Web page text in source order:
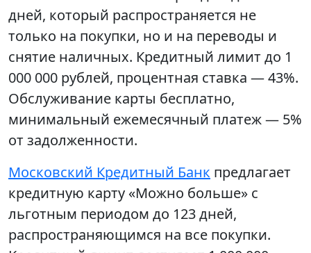
дней, который распространяется не
только на покупки, но и на переводы и
снятие наличных. Кредитный лимит до 1
000 000 рублей, процентная ставка — 43%.
Обслуживание карты бесплатно,
минимальный ежемесячный платеж — 5%
от задолженности.
Московский Кредитный Банк предлагает
кредитную карту «Можно больше» с
льготным периодом до 123 дней,
распространяющимся на все покупки.